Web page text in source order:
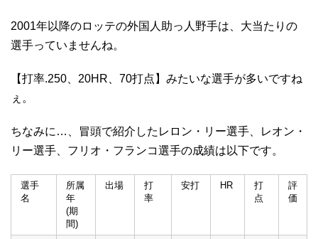
2001年以降のロッテの外国人助っ人野手は、大当たりの
選手っていませんね。
【打率.250、20HR、70打点】みたいな選手が多いですね
ぇ。
ちなみに…、冒頭で紹介したレロン・リー選手、レオン・
リー選手、フリオ・フランコ選手の成績は以下です。
選手
名
所属
年
(期
間)
出場
打
率
安打 HR
打
点
評
価